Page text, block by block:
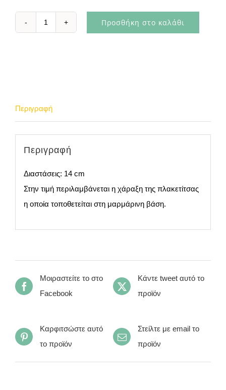
Προσθήκη στο καλάθι
Περιγραφή
Περιγραφή
Διαστάσεις: 14 cm
Στην τιμή περιλαμβάνεται η χάραξη της πλακετίτσας
η οποία τοποθετείται στη μαρμάρινη βάση.
Μοιραστείτε το στο
Facebook
Κάντε tweet αυτό το
προϊόν
Καρφιτσώστε αυτό
το προϊόν
Στείλτε με email το
προϊόν